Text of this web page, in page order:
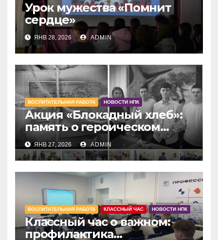
Урок мужества «Помнит
сердце»
ЯНВ 28, 2026 ADMIN
ВОСПИТАТЕЛЬНАЯ РАБОТА НОВОСТИ НПК
Акция «Блокадный хлеб»:
память о героическом
Ленинграде
ЯНВ 27, 2026 ADMIN
ВОСПИТАТЕЛЬНАЯ РАБОТА КЛАССНЫЙ ЧАС НОВОСТИ НПК
Классный час о важном:
профилактика